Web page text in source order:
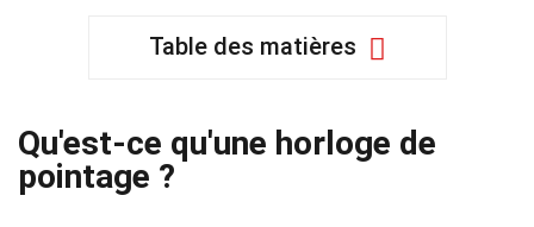
Table des matières
Qu'est-ce qu'une horloge de
pointage ?